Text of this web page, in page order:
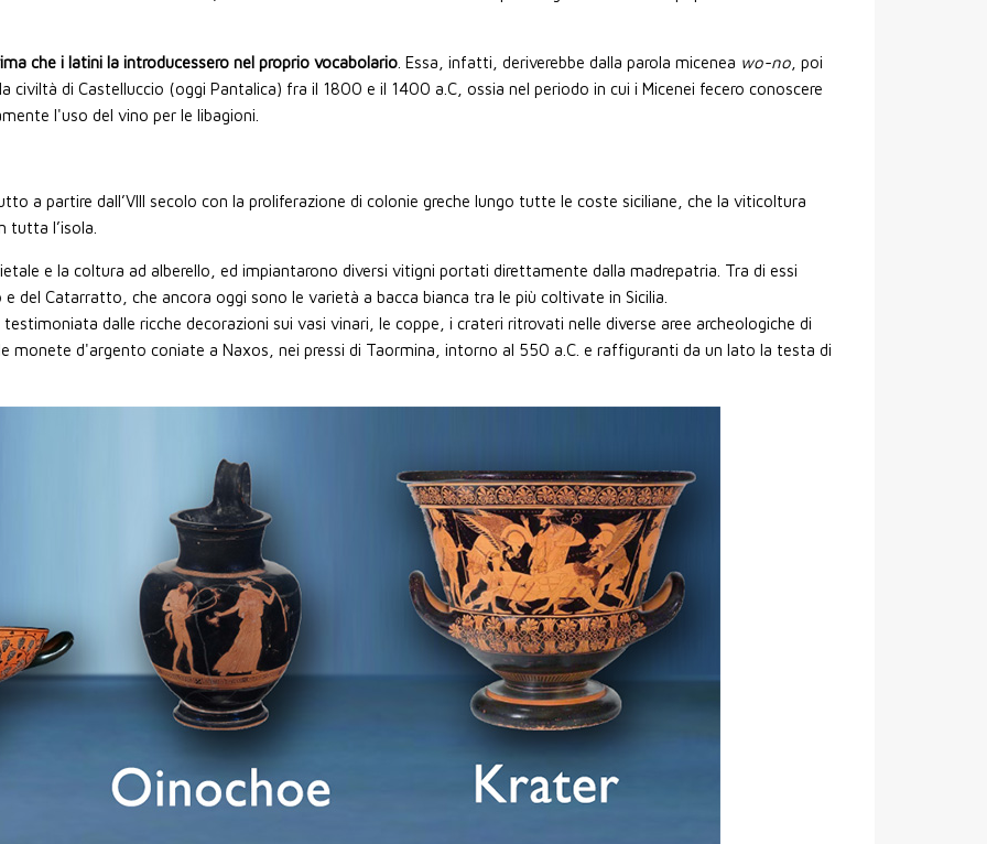
che i latini la introducessero nel proprio vocabolario . Essa, infatti, deriverebbe dalla parola micenea wo-no , poi
civiltà di Castelluccio (oggi Pantalica) fra il 1800 e il 1400 a.C, ossia nel periodo in cui i Micenei fecero conoscere
l'uso del vino per le libagioni.
a partire dall’VIII secolo con la proliferazione di colonie greche lungo tutte le coste siciliane, che la viticoltura
tutta l’isola.
e la coltura ad alberello, ed impiantarono diversi vitigni portati direttamente dalla madrepatria. Tra di essi
del Catarratto, che ancora oggi sono le varietà a bacca bianca tra le più coltivate in Sicilia.
dalle ricche decorazioni sui vasi vinari, le coppe, i crateri ritrovati nelle diverse aree archeologiche di
monete d'argento coniate a Naxos, nei pressi di Taormina, intorno al 550 a.C. e raffiguranti da un lato la testa di